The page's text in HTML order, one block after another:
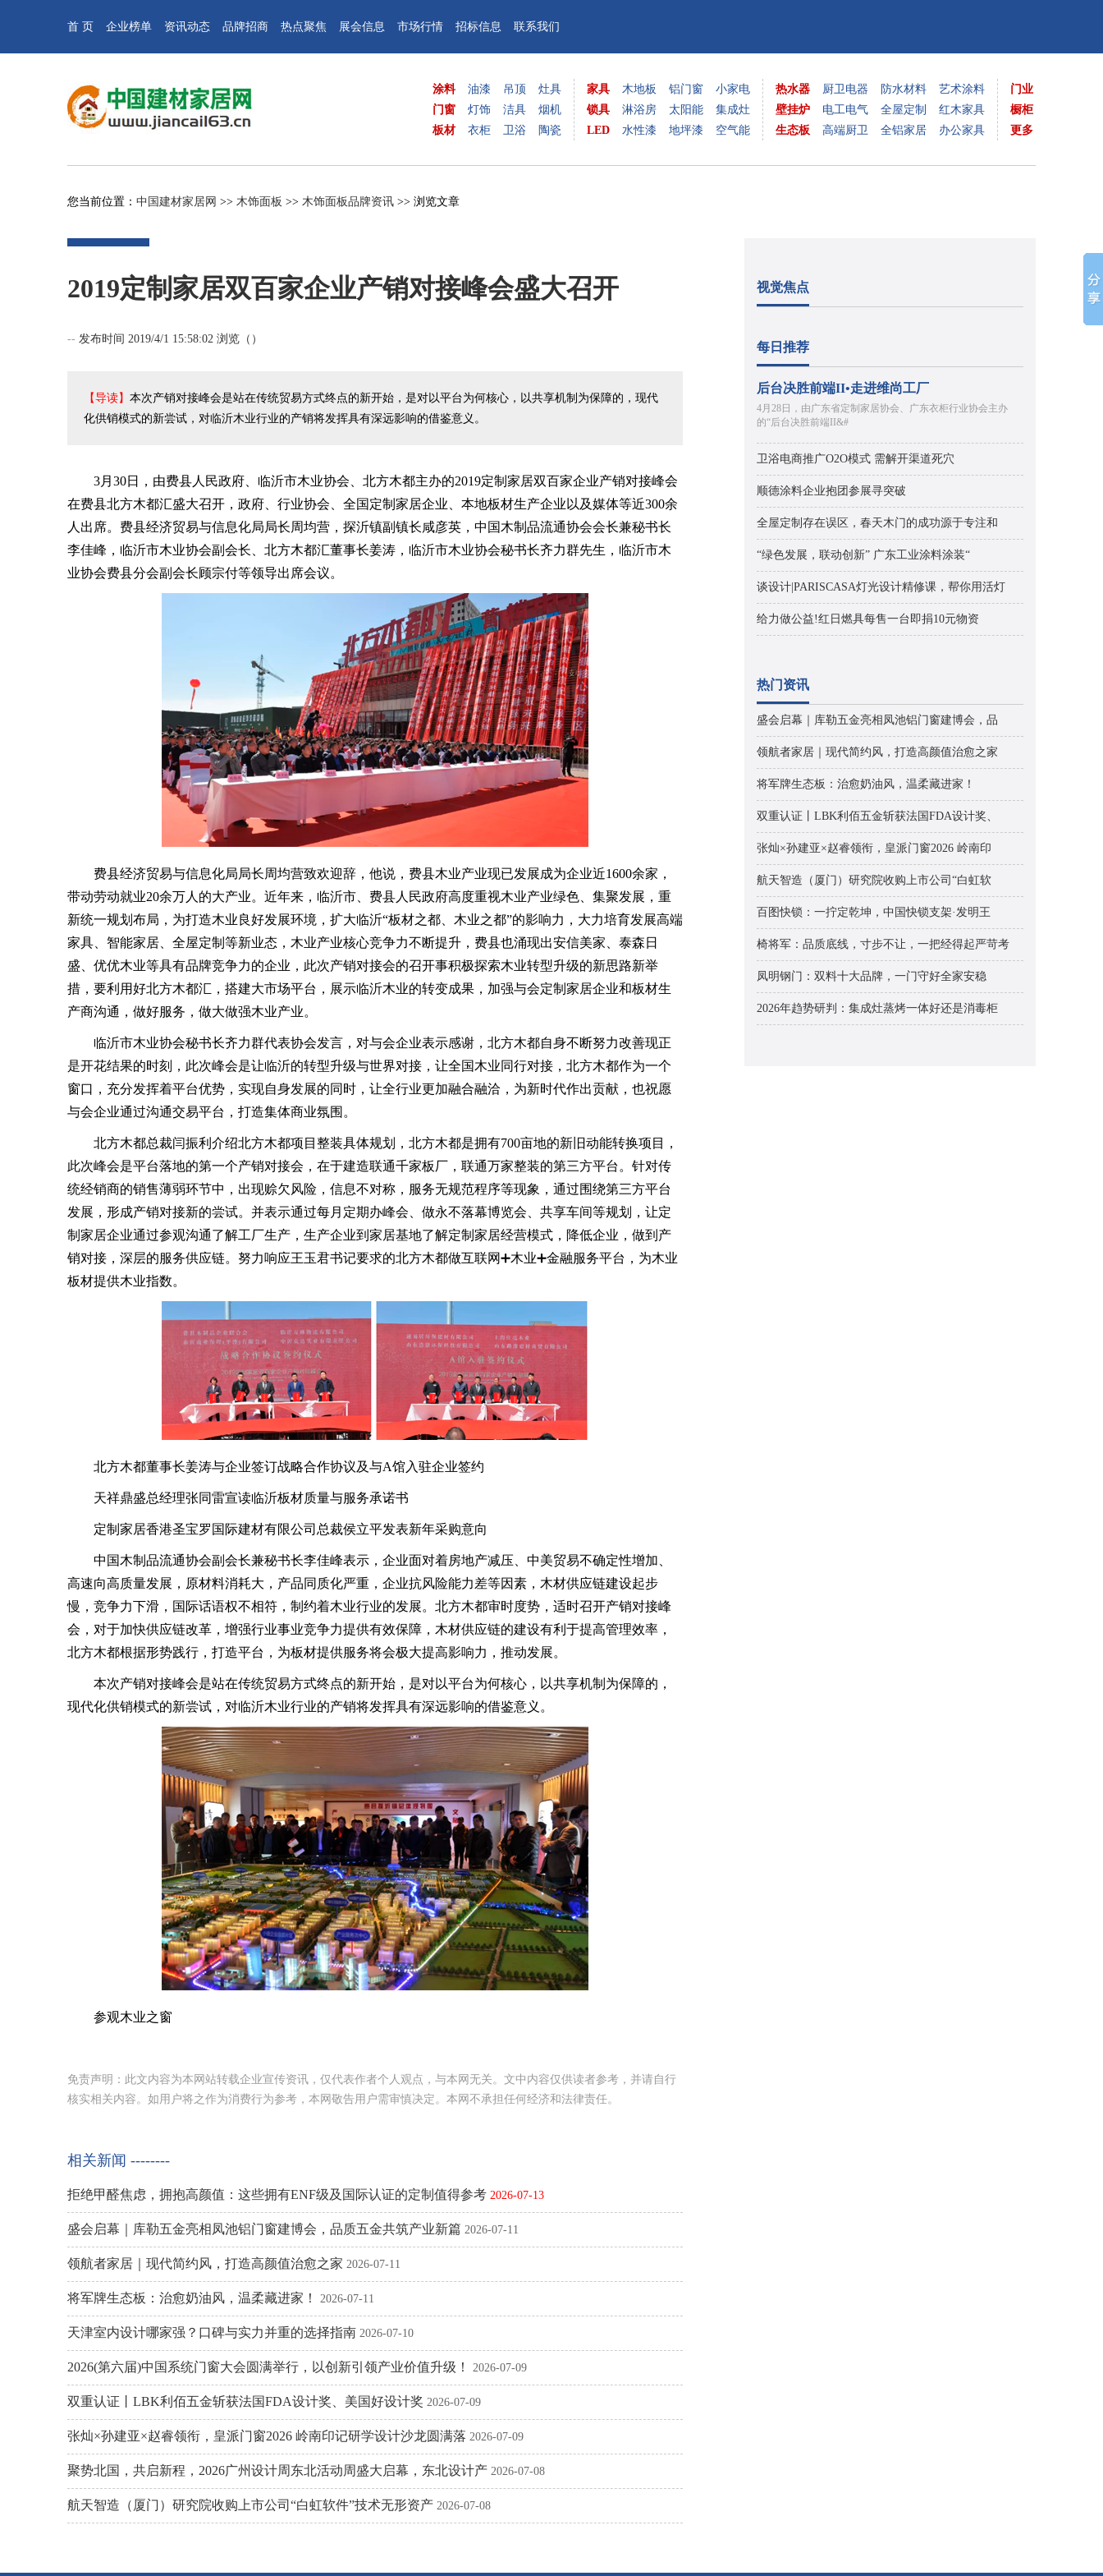
首 页 企业榜单 资讯动态 品牌招商 热点聚焦 展会信息 市场行情 招标信息 联系我们
涂料
门窗
板材
油漆
灯饰
衣柜
吊顶
洁具
卫浴
灶具
烟机
陶瓷
家具
锁具
LED
木地板
淋浴房
水性漆
铝门窗
太阳能
地坪漆
小家电
集成灶
空气能
热水器
壁挂炉
生态板
厨卫电器
电工电气
高端厨卫
防水材料
全屋定制
全铝家居
艺术涂料
红木家具
办公家具
门业
橱柜
更多
您当前位置： 中国建材家居网 >> 木饰面板 >> 木饰面板品牌资讯 >> 浏览文章
2019定制家居双百家企业产销对接峰会盛大召开
-- 发布时间 2019/4/1 15:58:02 浏览（ ）
【导读】 本次产销对接峰会是站在传统贸易方式终点的新开始，是对以平台为何核心，以共享机制为保障的，现代
化供销模式的新尝试，对临沂木业行业的产销将发挥具有深远影响的借鉴意义。
3月30日，由费县人民政府、临沂市木业协会、北方木都主办的2019定制家居双百家企业产销对接峰会
在费县北方木都汇盛大召开，政府、行业协会、全国定制家居企业、本地板材生产企业以及媒体等近300余
人出席。费县经济贸易与信息化局局长周均营，探沂镇副镇长咸彦英，中国木制品流通协会会长兼秘书长
李佳峰，临沂市木业协会副会长、北方木都汇董事长姜涛，临沂市木业协会秘书长齐力群先生，临沂市木
业协会费县分会副会长顾宗付等领导出席会议。
费县经济贸易与信息化局局长周均营致欢迎辞，他说，费县木业产业现已发展成为企业近1600余家，
带动劳动就业20余万人的大产业。近年来，临沂市、费县人民政府高度重视木业产业绿色、集聚发展，重
新统一规划布局，为打造木业良好发展环境，扩大临沂“板材之都、木业之都”的影响力，大力培育发展高端
家具、智能家居、全屋定制等新业态，木业产业核心竞争力不断提升，费县也涌现出安信美家、泰森日
盛、优优木业等具有品牌竞争力的企业，此次产销对接会的召开事积极探索木业转型升级的新思路新举
措，要利用好北方木都汇，搭建大市场平台，展示临沂木业的转变成果，加强与会定制家居企业和板材生
产商沟通，做好服务，做大做强木业产业。
临沂市木业协会秘书长齐力群代表协会发言，对与会企业表示感谢，北方木都自身不断努力改善现正
是开花结果的时刻，此次峰会是让临沂的转型升级与世界对接，让全国木业同行对接，北方木都作为一个
窗口，充分发挥着平台优势，实现自身发展的同时，让全行业更加融合融洽，为新时代作出贡献，也祝愿
与会企业通过沟通交易平台，打造集体商业氛围。
北方木都总裁闫振利介绍北方木都项目整装具体规划，北方木都是拥有700亩地的新旧动能转换项目，
此次峰会是平台落地的第一个产销对接会，在于建造联通千家板厂，联通万家整装的第三方平台。针对传
统经销商的销售薄弱环节中，出现赊欠风险，信息不对称，服务无规范程序等现象，通过围绕第三方平台
发展，形成产销对接新的尝试。并表示通过每月定期办峰会、做永不落幕博览会、共享车间等规划，让定
制家居企业通过参观沟通了解工厂生产，生产企业到家居基地了解定制家居经营模式，降低企业，做到产
销对接，深层的服务供应链。努力响应王玉君书记要求的北方木都做互联网➕木业➕金融服务平台，为木业
板材提供木业指数。
北方木都董事长姜涛与企业签订战略合作协议及与A馆入驻企业签约
天祥鼎盛总经理张同雷宣读临沂板材质量与服务承诺书
定制家居香港圣宝罗国际建材有限公司总裁侯立平发表新年采购意向
中国木制品流通协会副会长兼秘书长李佳峰表示，企业面对着房地产减压、中美贸易不确定性增加、
高速向高质量发展，原材料消耗大，产品同质化严重，企业抗风险能力差等因素，木材供应链建设起步
慢，竞争力下滑，国际话语权不相符，制约着木业行业的发展。北方木都审时度势，适时召开产销对接峰
会，对于加快供应链改革，增强行业事业竞争力提供有效保障，木材供应链的建设有利于提高管理效率，
北方木都根据形势践行，打造平台，为板材提供服务将会极大提高影响力，推动发展。
本次产销对接峰会是站在传统贸易方式终点的新开始，是对以平台为何核心，以共享机制为保障的，
现代化供销模式的新尝试，对临沂木业行业的产销将发挥具有深远影响的借鉴意义。
参观木业之窗
免责声明：此文内容为本网站转载企业宣传资讯，仅代表作者个人观点，与本网无关。文中内容仅供读者参考，并请自行
核实相关内容。如用户将之作为消费行为参考，本网敬告用户需审慎决定。本网不承担任何经济和法律责任。
相关新闻 --------
拒绝甲醛焦虑，拥抱高颜值：这些拥有ENF级及国际认证的定制值得参考 2026-07-13
盛会启幕｜库勒五金亮相凤池铝门窗建博会，品质五金共筑产业新篇 2026-07-11
领航者家居｜现代简约风，打造高颜值治愈之家 2026-07-11
将军牌生态板：治愈奶油风，温柔藏进家！ 2026-07-11
天津室内设计哪家强？口碑与实力并重的选择指南 2026-07-10
2026(第六届)中国系统门窗大会圆满举行，以创新引领产业价值升级！ 2026-07-09
双重认证丨LBK利佰五金斩获法国FDA设计奖、美国好设计奖 2026-07-09
张灿×孙建亚×赵睿领衔，皇派门窗2026 岭南印记研学设计沙龙圆满落 2026-07-09
聚势北国，共启新程，2026广州设计周东北活动周盛大启幕，东北设计产 2026-07-08
航天智造（厦门）研究院收购上市公司“白虹软件”技术无形资产 2026-07-08
视觉焦点
每日推荐
后台决胜前端II•走进维尚工厂
4月28日，由广东省定制家居协会、广东衣柜行业协会主办
的“后台决胜前端II&#
卫浴电商推广O2O模式 需解开渠道死穴
顺德涂料企业抱团参展寻突破
全屋定制存在误区，春天木门的成功源于专注和
“绿色发展，联动创新” 广东工业涂料涂装“
谈设计|PARISCASA灯光设计精修课，帮你用活灯
给力做公益!红日燃具每售一台即捐10元物资
热门资讯
盛会启幕｜库勒五金亮相凤池铝门窗建博会，品
领航者家居｜现代简约风，打造高颜值治愈之家
将军牌生态板：治愈奶油风，温柔藏进家！
双重认证丨LBK利佰五金斩获法国FDA设计奖、
张灿×孙建亚×赵睿领衔，皇派门窗2026 岭南印
航天智造（厦门）研究院收购上市公司“白虹软
百图快锁：一拧定乾坤，中国快锁支架·发明王
椅将军：品质底线，寸步不让，一把经得起严苛考
凤明钢门：双料十大品牌，一门守好全家安稳
2026年趋势研判：集成灶蒸烤一体好还是消毒柜